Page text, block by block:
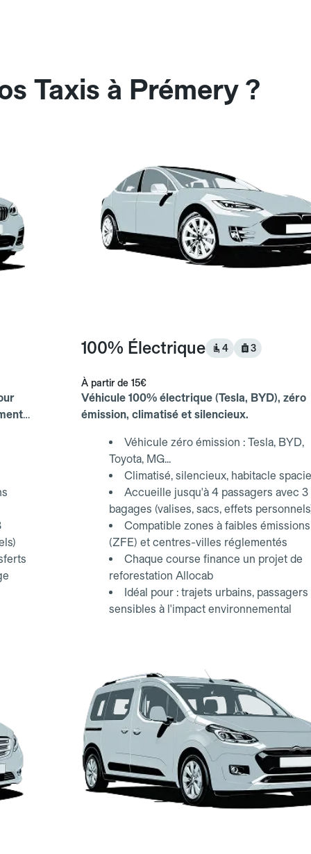
Taxis à Prémery ?
100% Électrique 4 3
À partir de 15€
Véhicule 100% électrique (Tesla, BYD), zéro
émission, climatisé et silencieux.
Véhicule zéro émission : Tesla, BYD,
Toyota, MG...
Climatisé, silencieux, habitacle
Accueille jusqu'à 4 passagers avec 3
bagages (valises, sacs, effets
Compatible zones à faibles émissions
(ZFE) et centres-villes réglementés
Chaque course finance un projet de
reforestation Allocab
Idéal pour : trajets urbains, passagers
sensibles à l'impact environnemental